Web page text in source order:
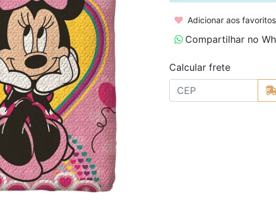
Adicionar aos favoritos
Compartilhar no
Calcular frete